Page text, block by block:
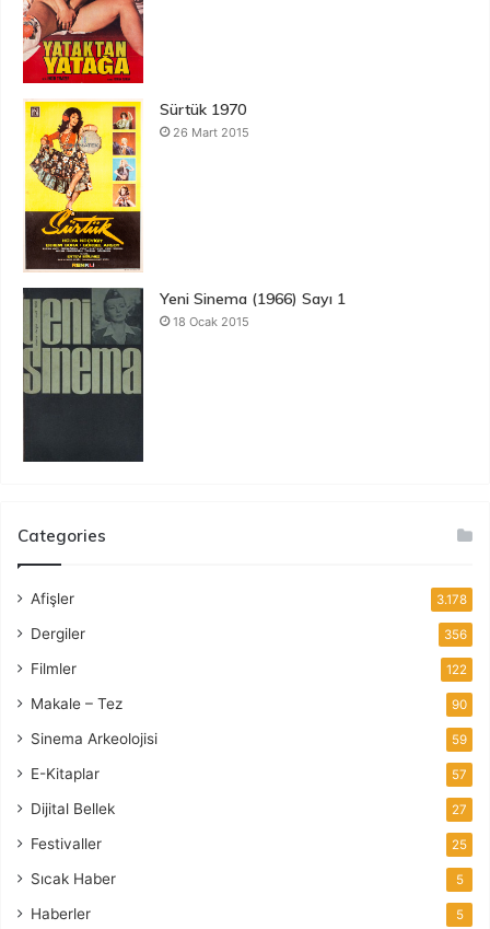
Sürtük 1970
26 Mart 2015
Yeni Sinema (1966) Sayı 1
18 Ocak 2015
Categories
Afişler 3.178
Dergiler 356
Filmler 122
Makale – Tez 90
Sinema Arkeolojisi 59
E-Kitaplar 57
Dijital Bellek 27
Festivaller 25
Sıcak Haber 5
Haberler 5